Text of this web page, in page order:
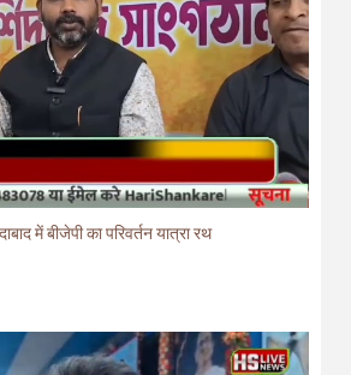
में बीजेपी का परिवर्तन यात्रा रथ